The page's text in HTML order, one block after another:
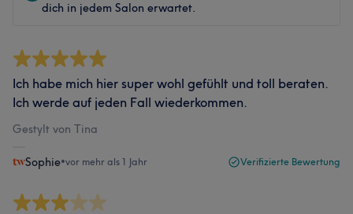
dich in jedem Salon erwartet.
Ich habe mich hier super wohl gefühlt und toll beraten.
Ich werde auf jeden Fall wiederkommen.
Gestylt von Tina
Sophie•vor mehr als 1 Jahr Verifizierte Bewertung